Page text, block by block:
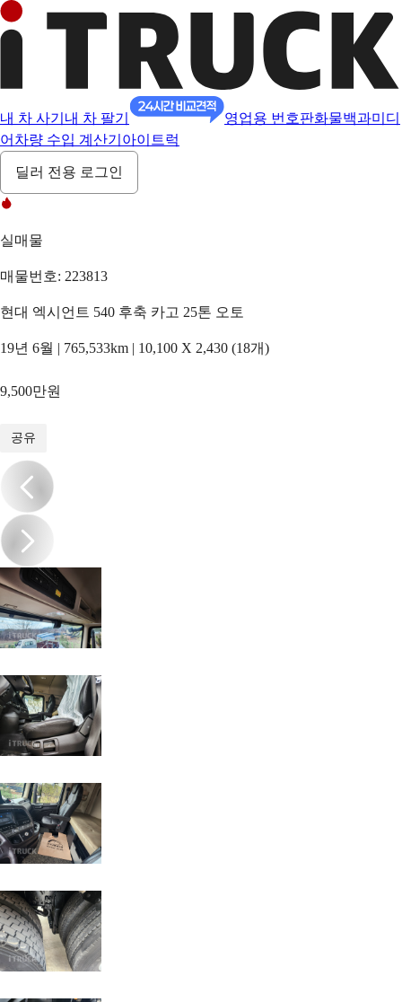
내 차 사기 내 차 팔기 영업용 번호판화물백과미디
어 차량 수입 계산기 아이트럭
딜러 전용 로그인
실매물
매물번호: 223813
현대 엑시언트 540 후축 카고 25톤 오토
19년 6월 | 765,533km | 10,100 X 2,430 (18개)
9,500만원
공유
/16